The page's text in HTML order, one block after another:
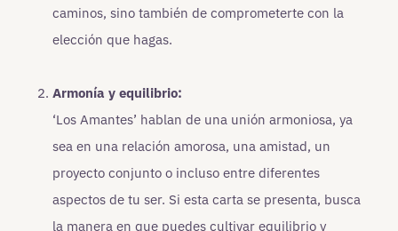
caminos, sino también de comprometerte con la
elección que hagas.
Armonía y equilibrio:
‘Los Amantes’ hablan de una unión armoniosa, ya
sea en una relación amorosa, una amistad, un
proyecto conjunto o incluso entre diferentes
aspectos de tu ser. Si esta carta se presenta, busca
la manera en que puedes cultivar equilibrio y